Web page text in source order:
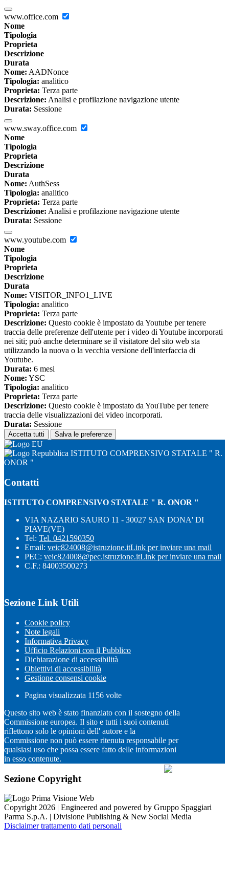
www.office.com
Nome
Tipologia
Proprieta
Descrizione
Durata
Nome: AADNonce
Tipologia: analitico
Proprieta: Terza parte
Descrizione: Analisi e profilazione navigazione utente
Durata: Sessione
www.sway.office.com
Nome
Tipologia
Proprieta
Descrizione
Durata
Nome: AuthSess
Tipologia: analitico
Proprieta: Terza parte
Descrizione: Analisi e profilazione navigazione utente
Durata: Sessione
www.youtube.com
Nome
Tipologia
Proprieta
Descrizione
Durata
Nome: VISITOR_INFO1_LIVE
Tipologia: analitico
Proprieta: Terza parte
Descrizione: Questo cookie è impostato da Youtube per tenere
traccia delle preferenze dell'utente per i video di Youtube incorporati
nei siti; può anche determinare se il visitatore del sito web sta
utilizzando la nuova o la vecchia versione dell'interfaccia di
Youtube.
Durata: 6 mesi
Nome: YSC
Tipologia: analitico
Proprieta: Terza parte
Descrizione: Questo cookie è impostato da YouTube per tenere
traccia delle visualizzazioni dei video incorporati.
Durata: Sessione
Accetta tutti Salva le preferenze
ISTITUTO COMPRENSIVO STATALE " R.
ONOR "
Contatti
ISTITUTO COMPRENSIVO STATALE " R. ONOR "
VIA NAZARIO SAURO 11 - 30027 SAN DONA' DI
PIAVE(VE)
Tel: Tel. 0421590350
Email: veic824008@istruzione.itLink per inviare una mail
PEC: veic824008@pec.istruzione.itLink per inviare una mail
C.F.: 84003500273
Sezione Link Utili
Cookie policy
Note legali
Informativa Privacy
Ufficio Relazioni con il Pubblico
Dichiarazione di accessibilità
Obiettivi di accessibilità
Gestione consensi cookie
Pagina visualizzata 1156 volte
Questo sito web è stato finanziato con il sostegno della
Commissione europea. Il sito e tutti i suoi contenuti
riflettono solo le opinioni dell' autore e la
Commissione non può essere ritenuta responsabile per
qualsiasi uso che possa essere fatto delle informazioni
in esso contenute.
Sezione Copyright
Copyright 2026 | Engineered and powered by Gruppo Spaggiari
Parma S.p.A. | Divisione Publishing & New Social Media
Disclaimer trattamento dati personali